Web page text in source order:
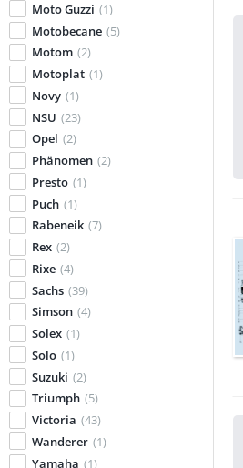
Moto Guzzi (1)
Motobecane (5)
Motom (2)
Motoplat (1)
Novy (1)
NSU (23)
Opel (2)
Phänomen (2)
Presto (1)
Puch (1)
Rabeneik (7)
Rex (2)
Rixe (4)
Sachs (39)
Simson (4)
Solex (1)
Solo (1)
Suzuki (2)
Triumph (5)
Victoria (43)
Wanderer (1)
Yamaha (1)